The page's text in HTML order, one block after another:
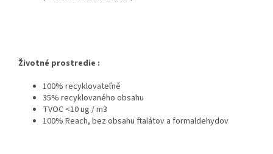
Životné prostredie :
100% recyklovateľné
35% recyklovaného obsahu
TVOC <10 ug / m3
100% Reach, bez obsahu ftalátov a formaldehydov